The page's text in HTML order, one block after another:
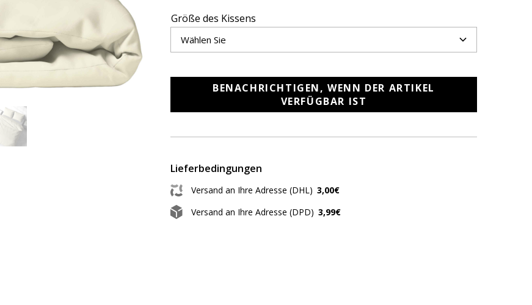
Größe des Kissens
BENACHRICHTIGEN, WENN DER ARTIKEL
VERFÜGBAR IST
Lieferbedingungen
Versand an Ihre Adresse (DHL) 3,00€
Versand an Ihre Adresse (DPD) 3,99€